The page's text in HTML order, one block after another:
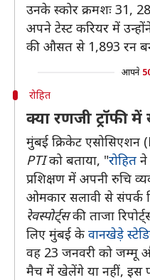
उनके स्कोर क्रमशः 31,
अपने टेस्ट करियर में
की औसत से 1,893 रन
आपने
रोहित
क्या रणजी ट्रॉफी
मुंबई क्रिकेट एसोसिएशन
PTIको बताया, "रोहित ने
प्रशिक्षण में अपनी रुचि
ओमकार सलावी से संपर्क
रेवस्पोर्ट्सकी ताजा
लिए मुंबई के वानखेड़े
वह 23 जनवरी को जम्मू
मैच में खेलेंगे या नहीं, इस